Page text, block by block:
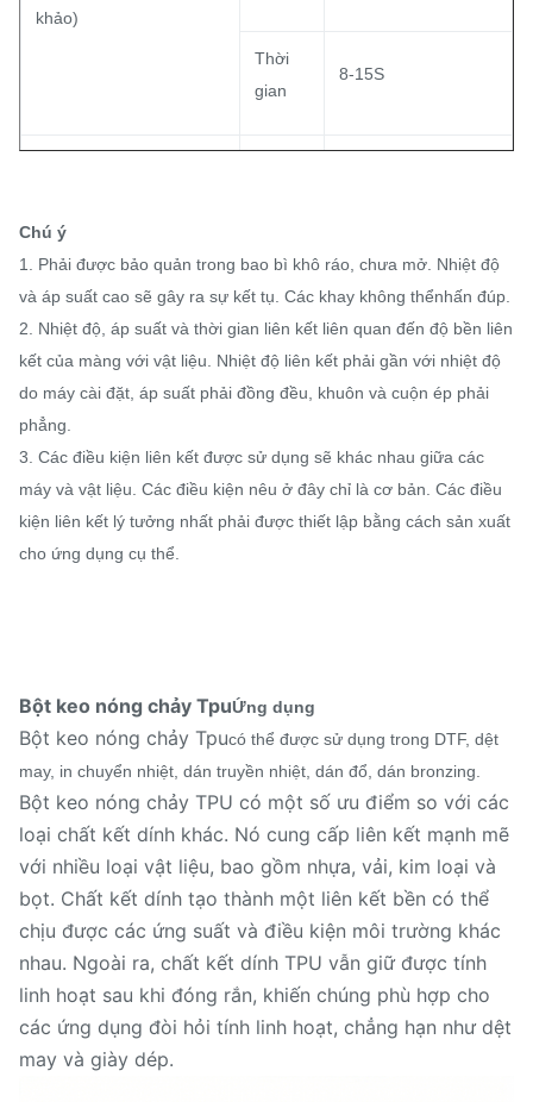
khảo)
Thời
gian
8-15S
Kháng giặt
90oC /
Chú ý
1. Phải được bảo quản trong bao bì khô ráo, chưa mở. Nhiệt độ
và áp suất cao sẽ gây ra sự kết tụ. Các khay không thểnhấn đúp.
2. Nhiệt độ, áp suất và thời gian liên kết liên quan đến độ bền liên
kết của màng với vật liệu. Nhiệt độ liên kết phải gần với nhiệt độ
do máy cài đặt, áp suất phải đồng đều, khuôn và cuộn ép phải
phẳng.
3. Các điều kiện liên kết được sử dụng sẽ khác nhau giữa các
máy và vật liệu. Các điều kiện nêu ở đây chỉ là cơ bản. Các điều
kiện liên kết lý tưởng nhất phải được thiết lập bằng cách sản xuất
cho ứng dụng cụ thể.
Bột keo nóng chảy TpuỨng dụng
Bột keo nóng chảy Tpucó thể được sử dụng trong DTF, dệt
may, in chuyển nhiệt, dán truyền nhiệt, dán đổ, dán bronzing.
Bột keo nóng chảy TPU có một số ưu điểm so với các
loại chất kết dính khác. Nó cung cấp liên kết mạnh mẽ
với nhiều loại vật liệu, bao gồm nhựa, vải, kim loại và
bọt. Chất kết dính tạo thành một liên kết bền có thể
chịu được các ứng suất và điều kiện môi trường khác
nhau. Ngoài ra, chất kết dính TPU vẫn giữ được tính
linh hoạt sau khi đóng rắn, khiến chúng phù hợp cho
các ứng dụng đòi hỏi tính linh hoạt, chẳng hạn như dệt
may và giày dép.